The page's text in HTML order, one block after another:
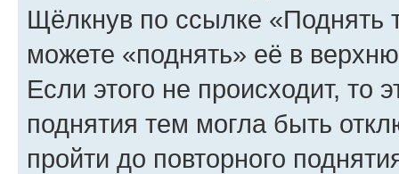
Щёлкнув по ссылке «Поднять
можете «поднять» её в
Если этого не происходит, то
поднятия тем могла быть
пройти до повторного